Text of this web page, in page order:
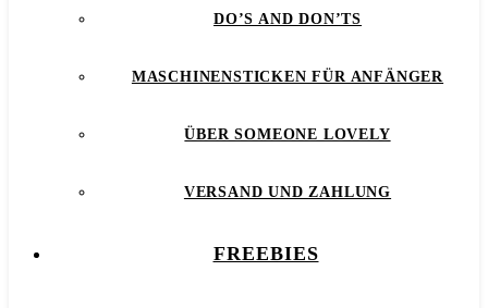
DO’S AND DON’TS
MASCHINENSTICKEN FÜR ANFÄNGER
ÜBER SOMEONE LOVELY
VERSAND UND ZAHLUNG
FREEBIES